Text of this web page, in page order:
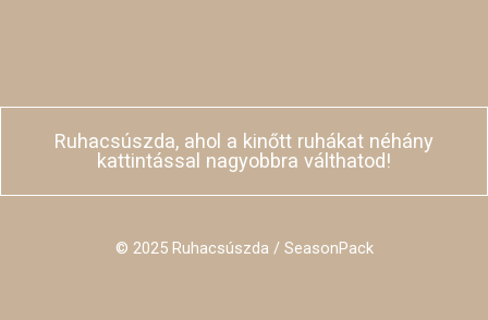
Ruhacsúszda, ahol a kinőtt ruhákat néhány
kattintással nagyobbra válthatod!
© 2025 Ruhacsúszda / SeasonPack